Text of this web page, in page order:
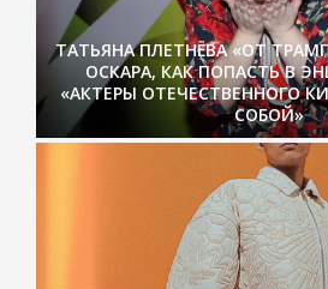
ТАТЬЯНА ПЛЕТНЁВА «ОТ
ОСКАРА, КАК ПОПАСТЬ В
«АКТЕРЫ ОТЕЧЕСТВЕННОГО
СОБОЙ»